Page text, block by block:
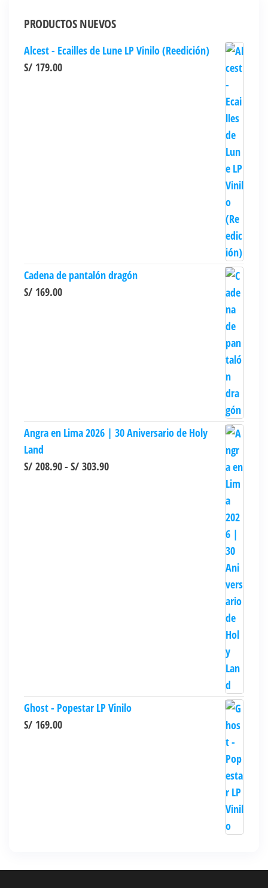
PRODUCTOS NUEVOS
Alcest - Ecailles de Lune LP Vinilo (Reedición)
S/ 179.00
Cadena de pantalón dragón
S/ 169.00
Angra en Lima 2026 | 30 Aniversario de Holy
Land
S/ 208.90- S/ 303.90Rango
Ghost - Popestar LP Vinilo
S/ 169.00